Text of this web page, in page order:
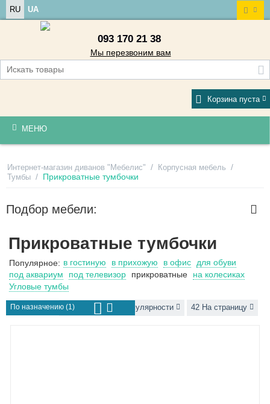
RU UA
093 170 21 38
Мы перезвоним вам
Корзина пуста
МЕНЮ
Интернет-магазин диванов "Мебелис" / Корпусная мебель /
Тумбы / Прикроватные тумбочки
Подбор мебели:
Прикроватные тумбочки
Популярное: в гостиную в прихожую в офис
для обуви
под аквариум
под телевизор прикроватные
на колесиках
Угловые тумбы
По назначению (1)Сортировать по популярности 42 На страницу